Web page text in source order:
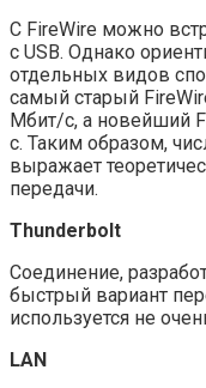
С FireWire можно
с USB. Однако
отдельных видов
самый старый
Мбит/с, а новейший
с. Таким образом,
выражает
передачи.
Thunderbolt
Соединение,
быстрый вариант
используется не
LAN